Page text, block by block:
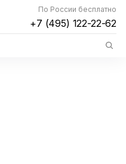
По России бесплатно
+7 (495) 122-22-62